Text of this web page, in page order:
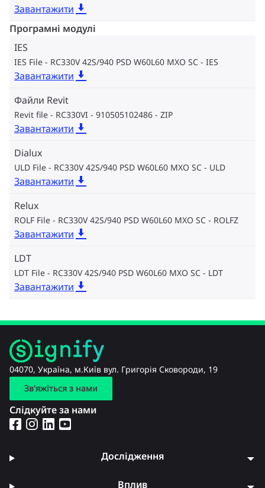
Завантажити
Програмні модулі
IES
IES File - RC330V 42S/940 PSD W60L60 MXO SC IES
Завантажити
Файли Revit
Revit file - RC330VI - 910505102486 ZIP
Завантажити
Dialux
ULD File - RC330V 42S/940 PSD W60L60 MXO SC ULD
Завантажити
Relux
ROLF File - RC330V 42S/940 PSD W60L60 MXO SC ROLFZ
Завантажити
LDT
LDT File - RC330V 42S/940 PSD W60L60 MXO SC LDT
Завантажити
04070, Україна, м.Київ вул. Григорія Сковороди, 19
Зв'яжіться з нами
Слідкуйте за нами
Дослідження
Вплив